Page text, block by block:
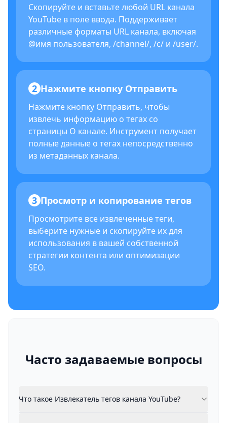
Скопируйте и вставьте любой URL канала
YouTube в поле ввода. Поддерживает
различные форматы URL канала, включая
@имя пользователя, /channel/, /c/ и /user/.
2 Нажмите кнопку Отправить
Нажмите кнопку Отправить, чтобы
извлечь информацию о тегах со
страницы О канале. Инструмент получает
полные данные о тегах непосредственно
из метаданных канала.
3 Просмотр и копирование тегов
Просмотрите все извлеченные теги,
выберите нужные и скопируйте их для
использования в вашей собственной
стратегии контента или оптимизации
SEO.
Часто задаваемые вопросы
Извлекатель тегов канала YouTube - это
Что такое Извлекатель тегов канала YouTube?